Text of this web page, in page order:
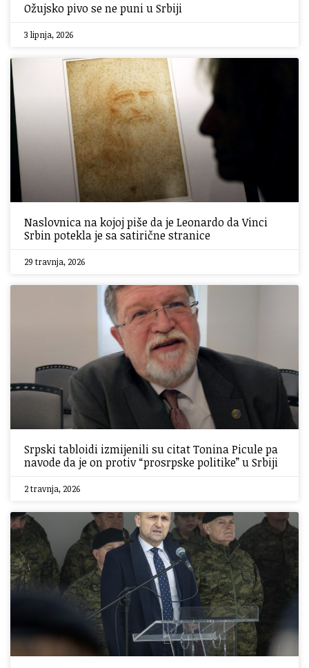
Ožujsko pivo se ne puni u Srbiji
3 lipnja, 2026
Naslovnica na kojoj piše da je Leonardo da Vinci
Srbin potekla je sa satirične stranice
29 travnja, 2026
Srpski tabloidi izmijenili su citat Tonina Picule pa
navode da je on protiv “prosrpske politike” u Srbiji
2 travnja, 2026